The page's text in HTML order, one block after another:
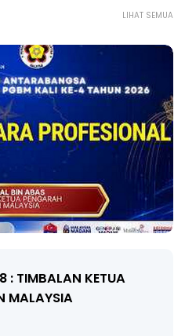
LIHAT SEMUA
MAKANAN
(AMALAN PER...